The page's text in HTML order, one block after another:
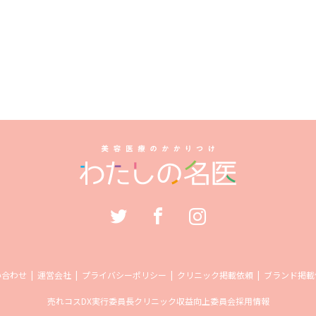
わせ 運営会社 プライバシーポリシー クリニック掲載依頼 ブランド掲
売れコスDX実行委員長クリニック収益向上委員会採用情報